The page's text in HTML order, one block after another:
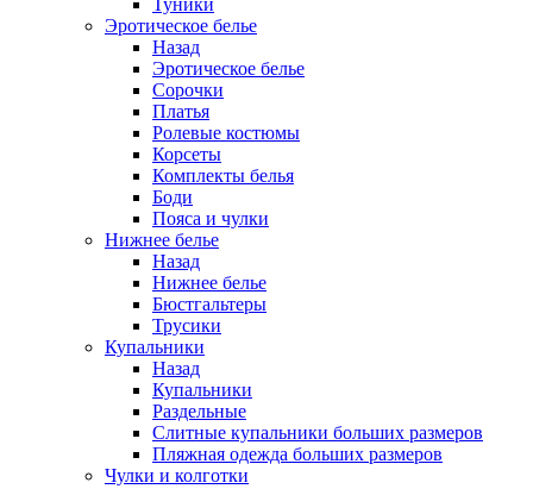
Туники
Эротическое белье
Назад
Эротическое белье
Сорочки
Платья
Ролевые костюмы
Корсеты
Комплекты белья
Боди
Пояса и чулки
Нижнее белье
Назад
Нижнее белье
Бюстгальтеры
Трусики
Купальники
Назад
Купальники
Раздельные
Слитные купальники больших размеров
Пляжная одежда больших размеров
Чулки и колготки